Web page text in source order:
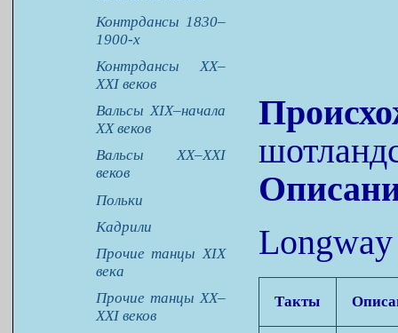
Контрдансы 1830–
1900-х
Контрдансы XX–
XXI веков
Вальсы XIX–начала
XX веков
Вальсы XX–XXI
веков
Польки
Кадрили
Прочие танцы XIX
века
Прочие танцы XX–
XXI веков
Такты